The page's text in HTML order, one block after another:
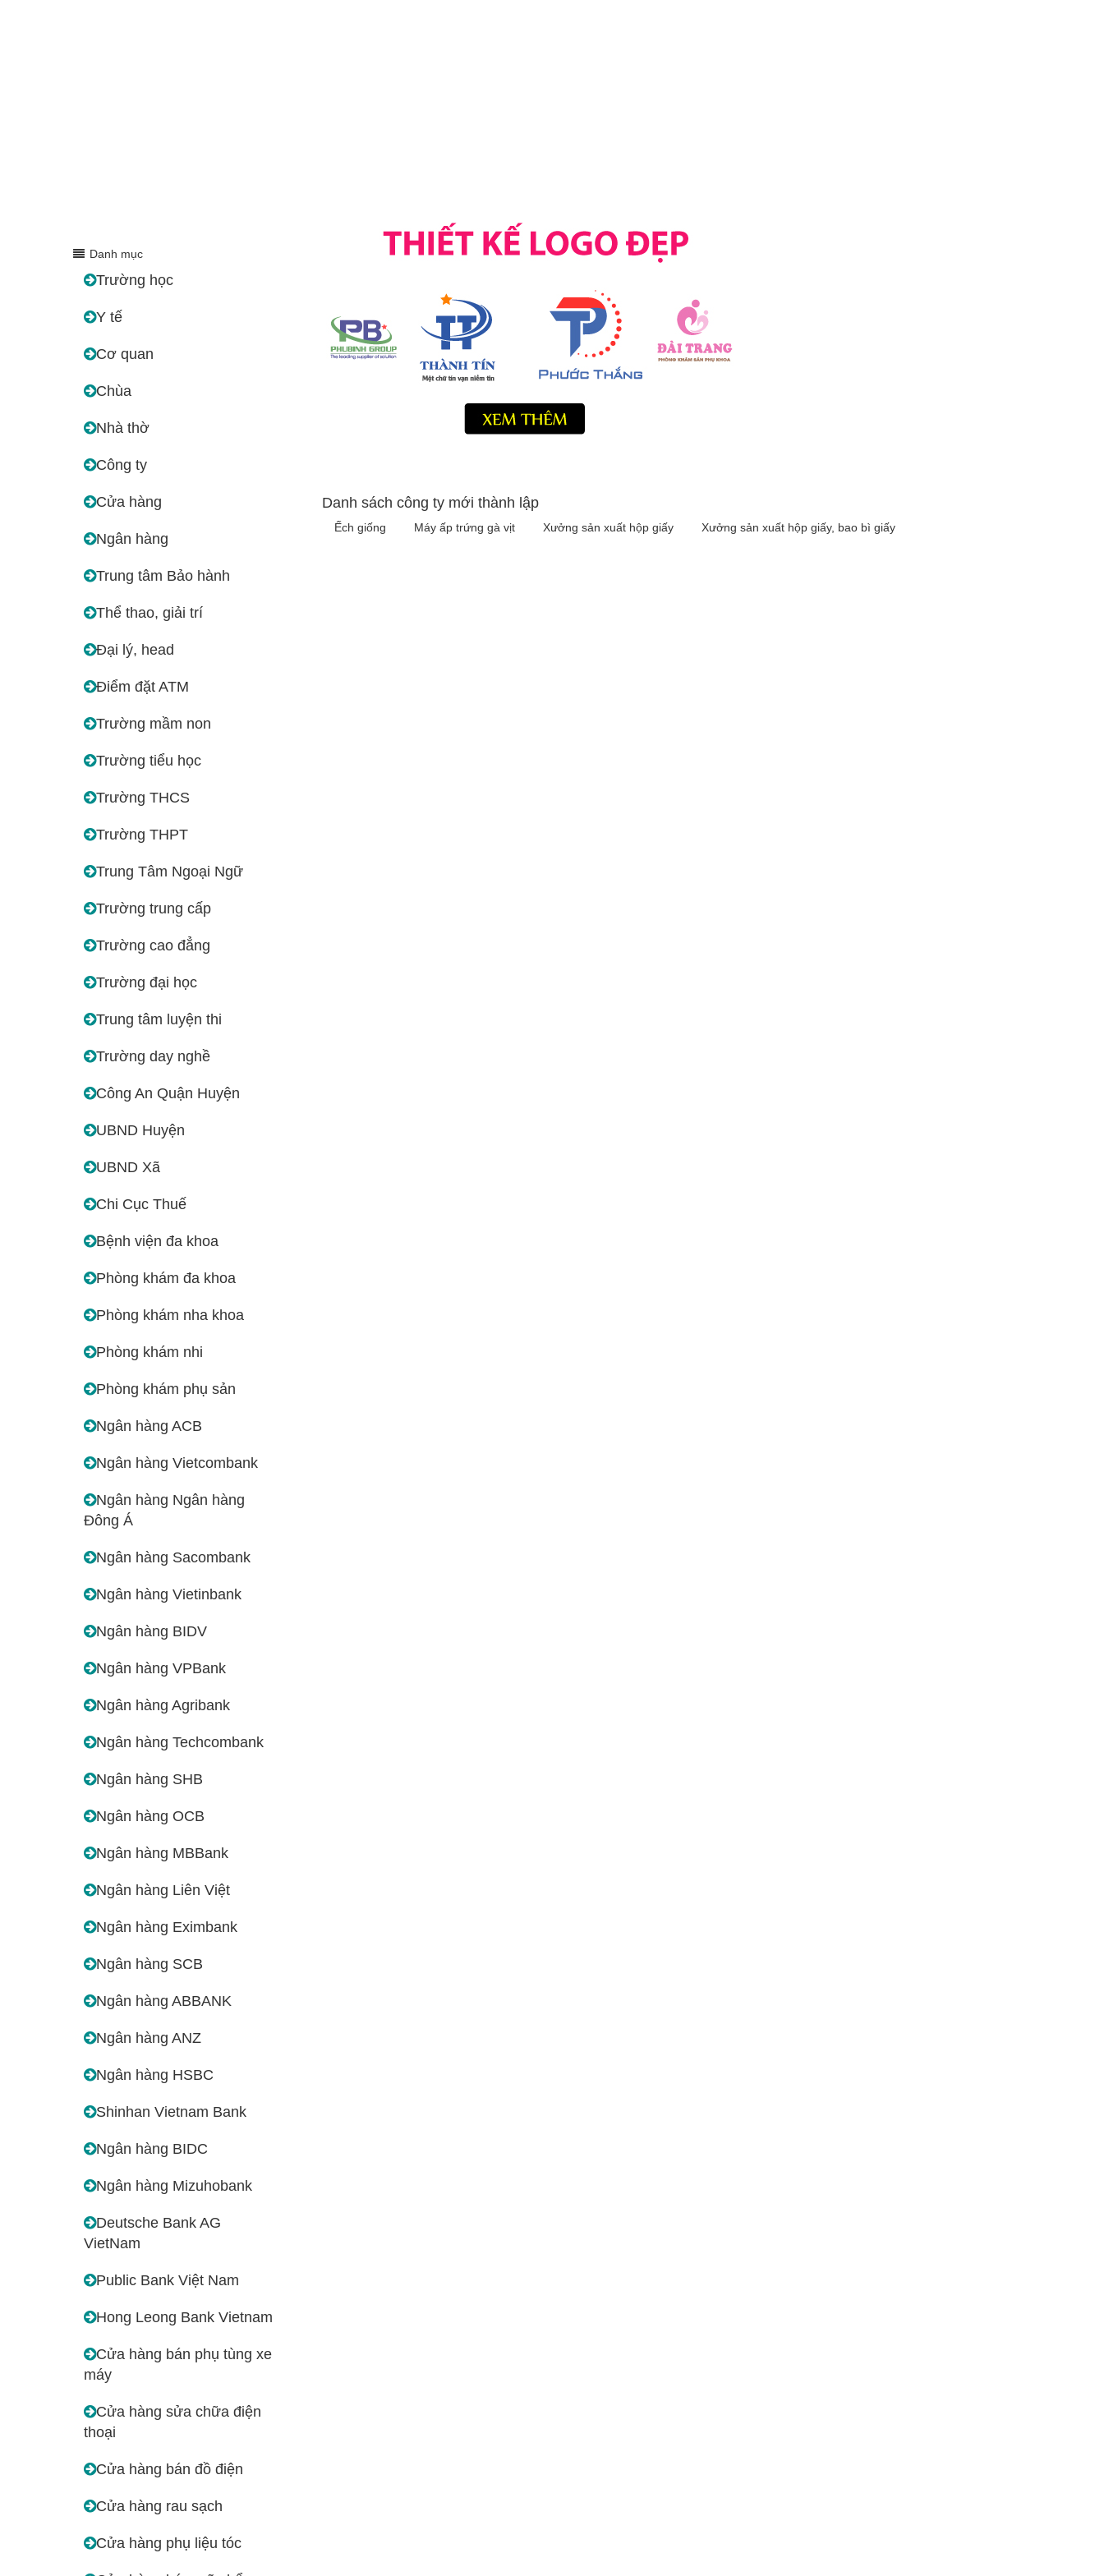
Danh sách công ty mới thành lập
Ếch giống Máy ấp trứng gà vịt Xưởng sản xuất hộp giấy Xưởng sản xuất hộp giấy, bao bì giấy
Danh mục
Trường học
Y tế
Cơ quan
Chùa
Nhà thờ
Công ty
Cửa hàng
Ngân hàng
Trung tâm Bảo hành
Thể thao, giải trí
Đại lý, head
Điểm đặt ATM
Trường mầm non
Trường tiểu học
Trường THCS
Trường THPT
Trung Tâm Ngoại Ngữ
Trường trung cấp
Trường cao đẳng
Trường đại học
Trung tâm luyện thi
Trường day nghề
Công An Quận Huyện
UBND Huyện
UBND Xã
Chi Cục Thuế
Bệnh viện đa khoa
Phòng khám đa khoa
Phòng khám nha khoa
Phòng khám nhi
Phòng khám phụ sản
Ngân hàng ACB
Ngân hàng Vietcombank
Ngân hàng Ngân hàng
Đông Á
Ngân hàng Sacombank
Ngân hàng Vietinbank
Ngân hàng BIDV
Ngân hàng VPBank
Ngân hàng Agribank
Ngân hàng Techcombank
Ngân hàng SHB
Ngân hàng OCB
Ngân hàng MBBank
Ngân hàng Liên Việt
Ngân hàng Eximbank
Ngân hàng SCB
Ngân hàng ABBANK
Ngân hàng ANZ
Ngân hàng HSBC
Shinhan Vietnam Bank
Ngân hàng BIDC
Ngân hàng Mizuhobank
Deutsche Bank AG
VietNam
Public Bank Việt Nam
Hong Leong Bank Vietnam
Cửa hàng bán phụ tùng xe
máy
Cửa hàng sửa chữa điện
thoại
Cửa hàng bán đồ điện
Cửa hàng rau sạch
Cửa hàng phụ liệu tóc